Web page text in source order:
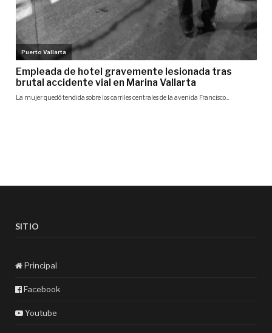
SITIO
Principal
Facebook
Youtube